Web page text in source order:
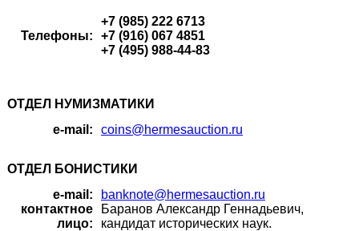
Телефоны:
+7 (985) 222 6713
+7 (916) 067 4851
+7 (495) 988-44-83
ОТДЕЛ НУМИЗМАТИКИ
e-mail:
coins@hermesauction.ru
ОТДЕЛ БОНИСТИКИ
e-mail:
banknote@hermesauction.ru
контактное
лицо:
Баранов Александр Геннадьевич,
кандидат исторических наук.